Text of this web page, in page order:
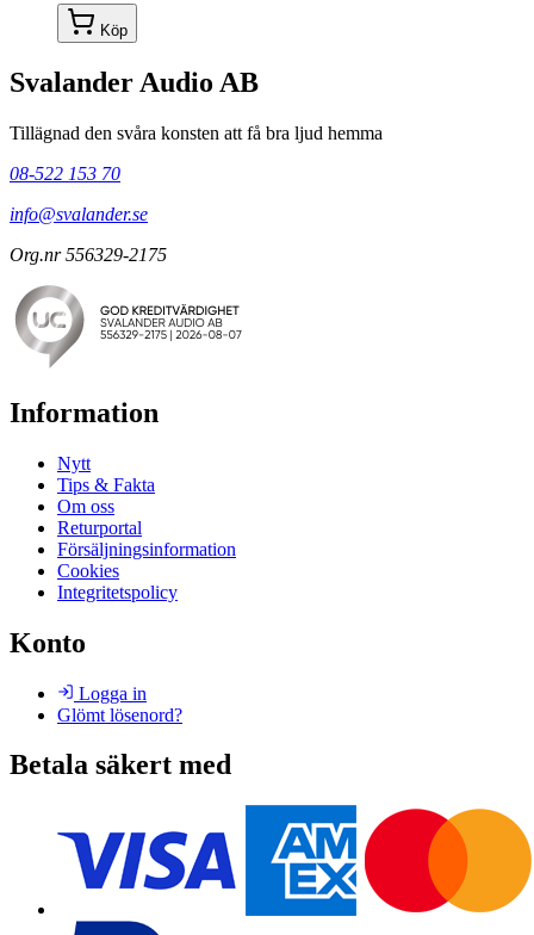
Köp
Svalander Audio AB
Tillägnad den svåra konsten att få bra ljud hemma
08-522 153 70
info@svalander.se
Org.nr 556329-2175
Information
Nytt
Tips & Fakta
Om oss
Returportal
Försäljningsinformation
Cookies
Integritetspolicy
Konto
Logga in
Glömt lösenord?
Betala säkert med